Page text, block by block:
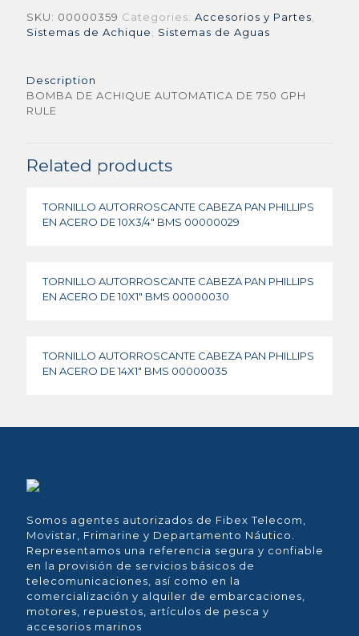
SKU: 00000359 Categories: Accesorios y Partes
Sistemas de Achique
Sistemas de Aguas
Description
BOMBA DE ACHIQUE AUTOMATICA DE 750 GPH
RULE
Related products
TORNILLO AUTORROSCANTE CABEZA PAN PHILLIPS
EN ACERO DE 10X3/4″ BMS 00000029
TORNILLO AUTORROSCANTE CABEZA PAN PHILLIPS
EN ACERO DE 10X1″ BMS 00000030
TORNILLO AUTORROSCANTE CABEZA PAN PHILLIPS
EN ACERO DE 14X1″ BMS 00000035
Somos agentes autorizados de Fibex Telecom,
Movistar, Frimarine y Departamento Náutico.
Representamos una referencia segura y confiable
en la provisión de servicios básicos de
telecomunicaciones, así como en la
comercialización y alquiler de embarcaciones,
motores, repuestos, artículos de pesca y
accesorios marinos